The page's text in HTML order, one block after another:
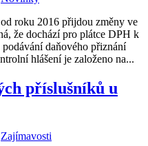
roku 2016 přijdou změny ve
že dochází pro plátce DPH k
daňového přiznání
hlášení je založeno na...
příslušníků u
Zajímavosti